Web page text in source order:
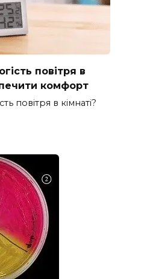
повітря в
комфорт
повітря в кімнаті?